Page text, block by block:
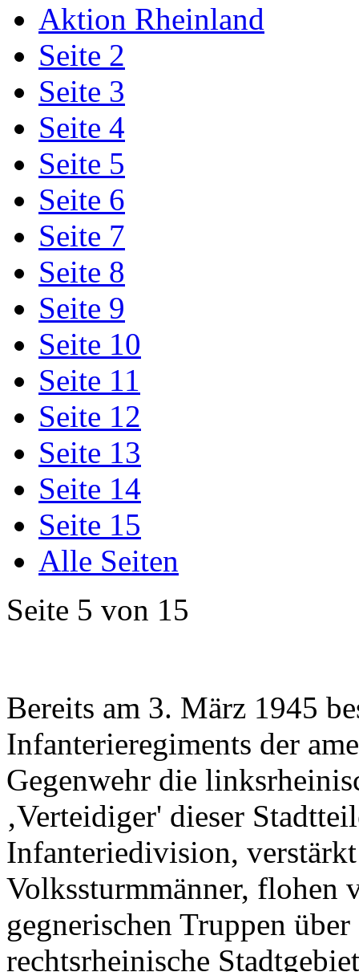
Aktion Rheinland
Seite 2
Seite 3
Seite 4
Seite 5
Seite 6
Seite 7
Seite 8
Seite 9
Seite 10
Seite 11
Seite 12
Seite 13
Seite 14
Seite 15
Alle Seiten
Seite 5 von 15
Bereits am 3. März 1945
Infanterieregiments der
Gegenwehr die
‚Verteidiger' dieser
Infanteriedivision,
Volkssturmmänner, flohen
gegnerischen Truppen
rechtsrheinische